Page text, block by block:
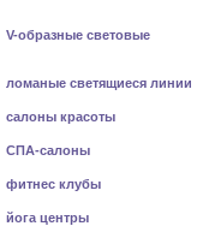
V-образные световые
ломаные светящиеся линии
салоны красоты
СПА-салоны
фитнес клубы
йога центры